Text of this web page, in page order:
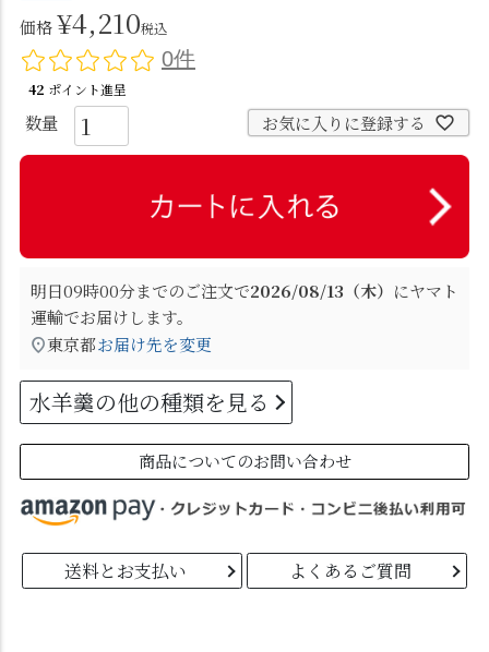
価格¥4,210税込
0件
42 ポイント進呈
お気に入りに登録する
明日09時00分までのご注文で2026/08/13（木） にヤマト
運輸でお届けします。
東京都お届け先を変更
水羊羹の他の種類を見る
商品についてのお問い合わせ
送料とお支払い よくあるご質問